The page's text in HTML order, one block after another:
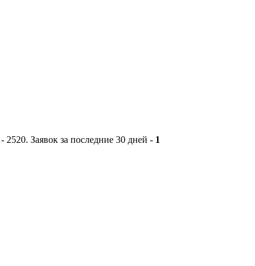
- 2520. Заявок за последние 30 дней - 1